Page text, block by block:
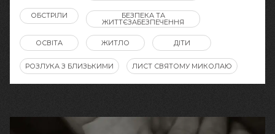
ОБСТРІЛИ БЕЗПЕКА ТА
ЖИТТЄЗАБЕЗПЕЧЕННЯ
ОСВІТА ЖИТЛО ДІТИ
РОЗЛУКА З БЛИЗЬКИМИ ЛИСТ СВЯТОМУ МИКОЛАЮ